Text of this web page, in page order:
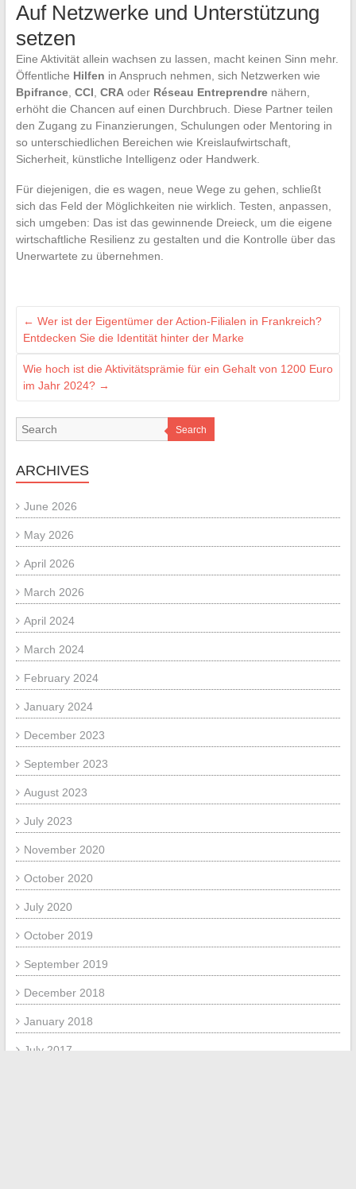
Auf Netzwerke und Unterstützung
setzen
Eine Aktivität allein wachsen zu lassen, macht keinen Sinn mehr.
Öffentliche Hilfen in Anspruch nehmen, sich Netzwerken wie
Bpifrance, CCI CRAoder Réseau Entreprendrenähern,
erhöht die Chancen auf einen Durchbruch. Diese Partner teilen
den Zugang zu Finanzierungen, Schulungen oder Mentoring in
so unterschiedlichen Bereichen wie Kreislaufwirtschaft,
Sicherheit, künstliche Intelligenz oder Handwerk.
Für diejenigen, die es wagen, neue Wege zu gehen, schließt
sich das Feld der Möglichkeiten nie wirklich. Testen, anpassen,
sich umgeben: Das ist das gewinnende Dreieck, um die eigene
wirtschaftliche Resilienz zu gestalten und die Kontrolle über das
Unerwartete zu übernehmen.
← Wer ist der Eigentümer der Action-Filialen in Frankreich?
Entdecken Sie die Identität hinter der Marke
Wie hoch ist die Aktivitätsprämie für ein Gehalt von 1200 Euro
im Jahr 2024? →
Search
ARCHIVES
June 2026
May 2026
April 2026
March 2026
April 2024
March 2024
February 2024
January 2024
December 2023
September 2023
August 2023
July 2023
November 2020
October 2020
July 2020
October 2019
September 2019
December 2018
January 2018
July 2017